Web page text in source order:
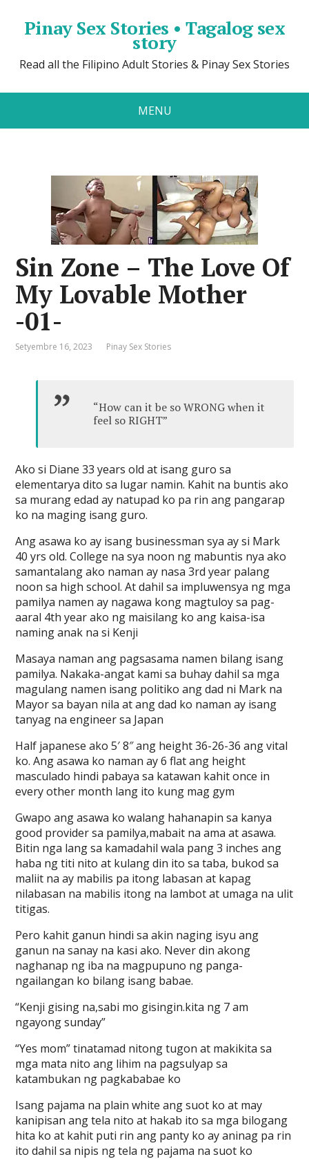
Pinay Sex Stories • Tagalog sex
story
Read all the Filipino Adult Stories & Pinay Sex Stories
MENU
Sin Zone – The Love Of
My Lovable Mother
-01-
Setyembre 16, 2023 Pinay Sex Stories
“How can it be so WRONG when it
feel so RIGHT”
Ako si Diane 33 years old at isang guro sa
elementarya dito sa lugar namin. Kahit na buntis ako
sa murang edad ay natupad ko pa rin ang pangarap
ko na maging isang guro.
Ang asawa ko ay isang businessman sya ay si Mark
40 yrs old. College na sya noon ng mabuntis nya ako
samantalang ako naman ay nasa 3rd year palang
noon sa high school. At dahil sa impluwensya ng mga
pamilya namen ay nagawa kong magtuloy sa pag-
aaral 4th year ako ng maisilang ko ang kaisa-isa
naming anak na si Kenji
Masaya naman ang pagsasama namen bilang isang
pamilya. Nakaka-angat kami sa buhay dahil sa mga
magulang namen isang politiko ang dad ni Mark na
Mayor sa bayan nila at ang dad ko naman ay isang
tanyag na engineer sa Japan
Half japanese ako 5′ 8″ ang height 36-26-36 ang vital
ko. Ang asawa ko naman ay 6 flat ang height
masculado hindi pabaya sa katawan kahit once in
every other month lang ito kung mag gym
Gwapo ang asawa ko walang hahanapin sa kanya
good provider sa pamilya,mabait na ama at asawa.
Bitin nga lang sa kamadahil wala pang 3 inches ang
haba ng titi nito at kulang din ito sa taba, bukod sa
maliit na ay mabilis pa itong labasan at kapag
nilabasan na mabilis itong na lambot at umaga na ulit
titigas.
Pero kahit ganun hindi sa akin naging isyu ang
ganun na sanay na kasi ako. Never din akong
naghanap ng iba na magpupuno ng panga-
ngailangan ko bilang isang babae.
“Kenji gising na,sabi mo gisingin.kita ng 7 am
ngayong sunday”
“Yes mom” tinatamad nitong tugon at makikita sa
mga mata nito ang lihim na pagsulyap sa
katambukan ng pagkababae ko
Isang pajama na plain white ang suot ko at may
kanipisan ang tela nito at hakab ito sa mga bilogang
hita ko at kahit puti rin ang panty ko ay aninag pa rin
ito dahil sa nipis ng tela ng pajama na suot ko